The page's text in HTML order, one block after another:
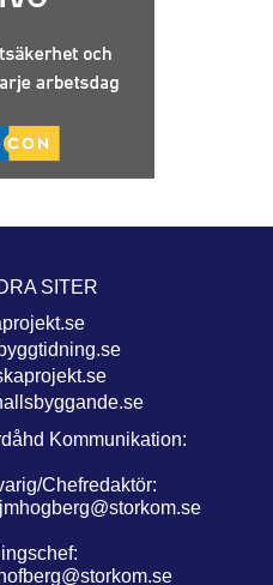
SITER
Kommunikation:
Chefredaktör:
jmhogberg@storkom.se